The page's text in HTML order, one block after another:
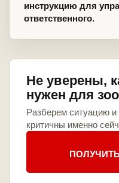
инструкцию для
ответственного.
Не уверены,
нужен для
Разберем ситуацию
критичны именно